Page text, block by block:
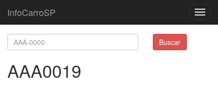
InfoCarroSP
Buscar
AAA0019